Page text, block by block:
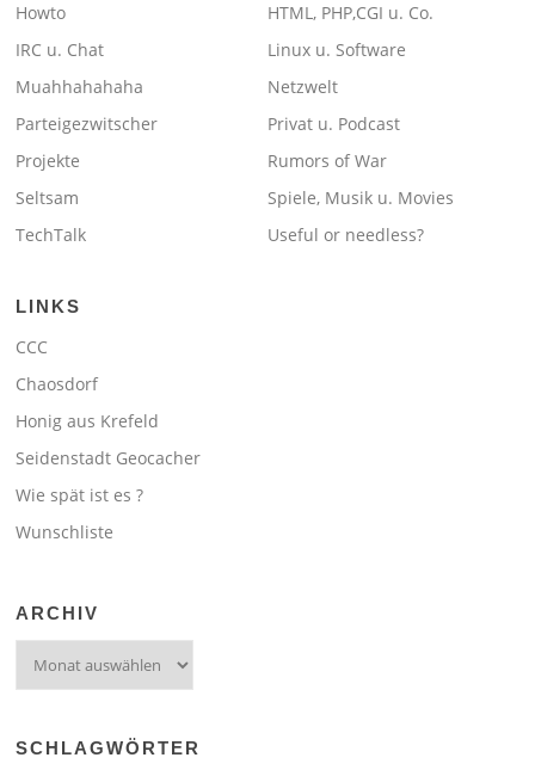
Howto
HTML, PHP,CGI u. Co.
IRC u. Chat
Linux u. Software
Muahhahahaha
Netzwelt
Parteigezwitscher
Privat u. Podcast
Projekte
Rumors of War
Seltsam
Spiele, Musik u. Movies
TechTalk
Useful or needless?
LINKS
CCC
Chaosdorf
Honig aus Krefeld
Seidenstadt Geocacher
Wie spät ist es ?
Wunschliste
ARCHIV
SCHLAGWÖRTER